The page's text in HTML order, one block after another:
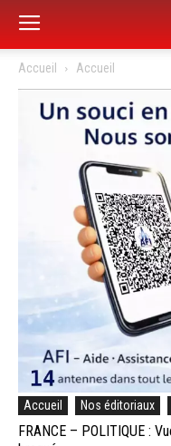
Accueil Accueil
Accueil Nos éditoriaux
FRANCE – POLITIQUE :